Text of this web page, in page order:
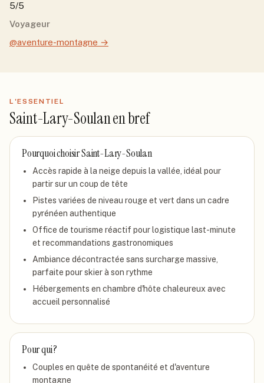
5/5
Voyageur
@aventure-montagne →
L'ESSENTIEL
Saint-Lary-Soulanen bref
Pourquoi choisirSaint-Lary-Soulan
Accès rapide à la neige depuis la vallée, idéal pour
partir sur un coup de tête
Pistes variées de niveau rouge et vert dans un cadre
pyrénéen authentique
Office de tourisme réactif pour logistique last-minute
et recommandations gastronomiques
Ambiance décontractée sans surcharge massive,
parfaite pour skier à son rythme
Hébergements en chambre d'hôte chaleureux avec
accueil personnalisé
Pour qui ?
Couples en quête de spontanéité et d'aventure
montagne